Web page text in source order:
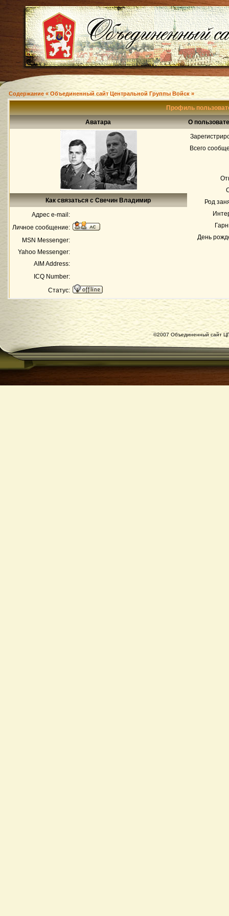
Содержание « Объединенный сайт Центральной Группы Войск »
Профиль
Аватара
О
Всего
Род
День
Как связаться с Свечин Владимир
Адрес e-mail:
Личное сообщение:
MSN Messenger:
Yahoo Messenger:
AIM Address:
ICQ Number:
Статус:
©2007 Объединенный сайт